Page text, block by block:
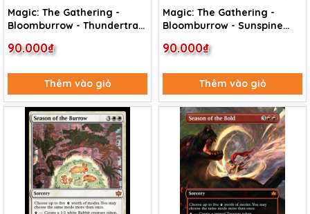
Magic: The Gathering -
Bloomburrow - Thundertrap
90.000₫
Thêm vào giỏ
Magic: The Gathering -
Bloomburrow - Sunspine
90.000₫
Thêm vào giỏ